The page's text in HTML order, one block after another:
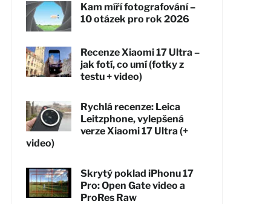
Kam míří fotografování –
10 otázek pro rok 2026
Recenze Xiaomi 17 Ultra –
jak fotí, co umí (fotky z
testu + video)
Rychlá recenze: Leica
Leitzphone, vylepšená
verze Xiaomi 17 Ultra (+
video)
Skrytý poklad iPhonu 17
Pro: Open Gate video a
ProRes Raw